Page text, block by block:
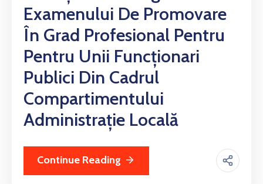
Examenului De Promovare
În Grad Profesional Pentru
Pentru Unii Funcționari
Publici Din Cadrul
Compartimentului
Administrație Locală
Continue Reading